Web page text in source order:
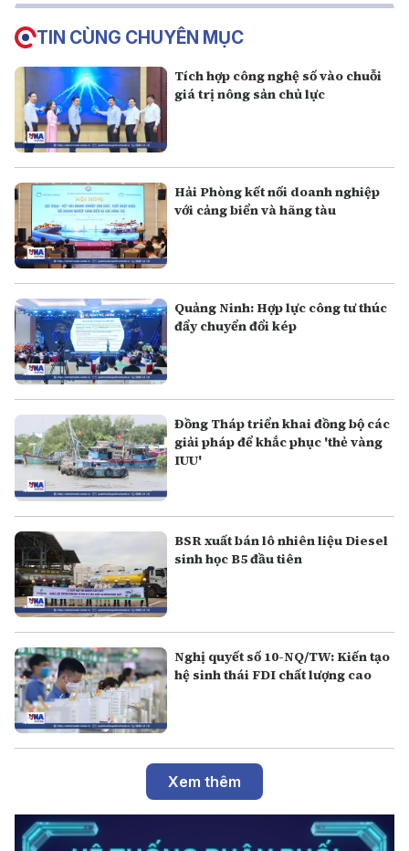
TIN CÙNG CHUYÊN MỤC
Tích hợp công nghệ số vào chuỗi
giá trị nông sản chủ lực
Hải Phòng kết nối doanh nghiệp
với cảng biển và hãng tàu
Quảng Ninh: Hợp lực công tư thúc
đẩy chuyển đổi kép
Đồng Tháp triển khai đồng bộ các
giải pháp để khắc phục 'thẻ vàng
IUU'
BSR xuất bán lô nhiên liệu Diesel
sinh học B5 đầu tiên
Nghị quyết số 10-NQ/TW: Kiến tạo
hệ sinh thái FDI chất lượng cao
Xem thêm